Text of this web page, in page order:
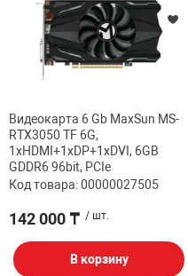
Видеокарта 6 Gb MaxSun MS-
RTX3050 TF 6G,
1хHDMI+1xDP+1xDVI, 6GB
GDDR6 96bit, PCIe
Код товара: 00000027505
142 000 ₸ / шт.
В корзину